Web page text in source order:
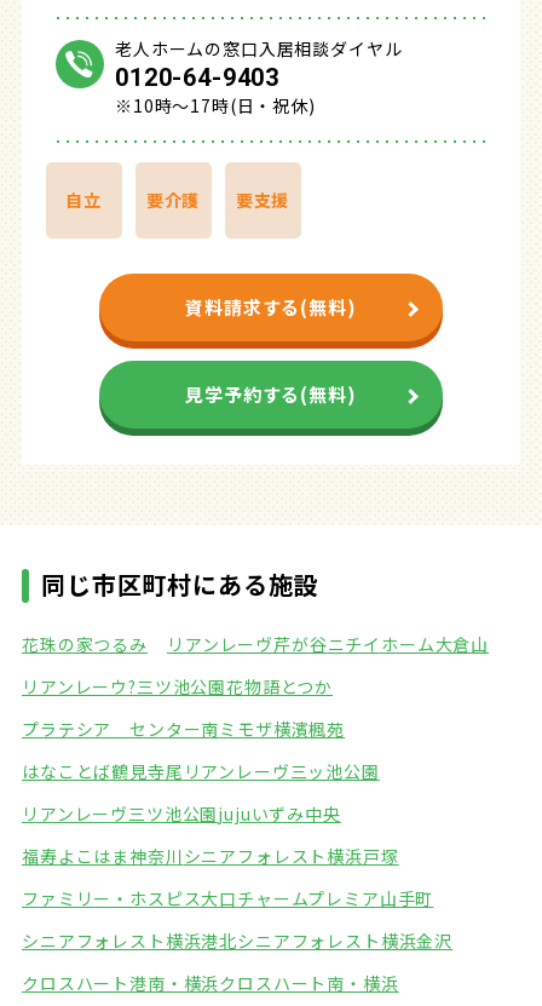
老人ホームの窓口入居相談ダイヤル
0120-64-9403
※10時～17時(日・祝休)
自立 要介護 要支援
資料請求する(無料)
見学予約する(無料)
同じ市区町村にある施設
花珠の家つるみ リアンレーヴ芹が谷ニチイホーム大倉山
リアンレーウ?三ツ池公園花物語とつか
プラテシア センター南ミモザ横濱楓苑
はなことば鶴見寺尾 リアンレーヴ三ッ池公園
リアンレーヴ三ツ池公園jujuいずみ中央
福寿よこはま神奈川 シニアフォレスト横浜戸塚
ファミリー・ホスピス大口チャームプレミア山手町
シニアフォレスト横浜港北シニアフォレスト横浜金沢
クロスハート港南・横浜クロスハート南・横浜